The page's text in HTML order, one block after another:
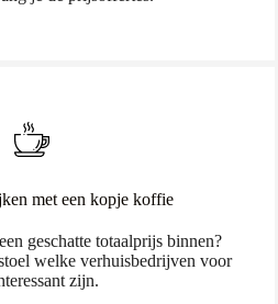
met een kopje koffie
geschatte totaalprijs binnen?
welke verhuisbedrijven voor
zijn.